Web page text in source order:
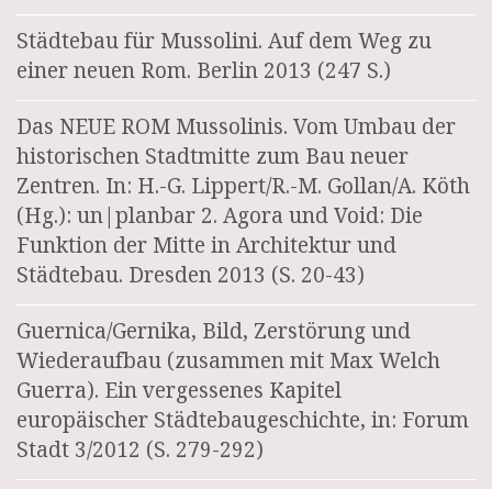
Städtebau für Mussolini. Auf dem Weg zu
einer neuen Rom. Berlin 2013 (247 S.)
Das NEUE ROM Mussolinis. Vom Umbau der
historischen Stadtmitte zum Bau neuer
Zentren. In: H.-G. Lippert/R.-M. Gollan/A. Köth
(Hg.): un|planbar 2. Agora und Void: Die
Funktion der Mitte in Architektur und
Städtebau. Dresden 2013 (S. 20-43)
Guernica/Gernika, Bild, Zerstörung und
Wiederaufbau (zusammen mit Max Welch
Guerra). Ein vergessenes Kapitel
europäischer Städtebaugeschichte, in: Forum
Stadt 3/2012 (S. 279-292)